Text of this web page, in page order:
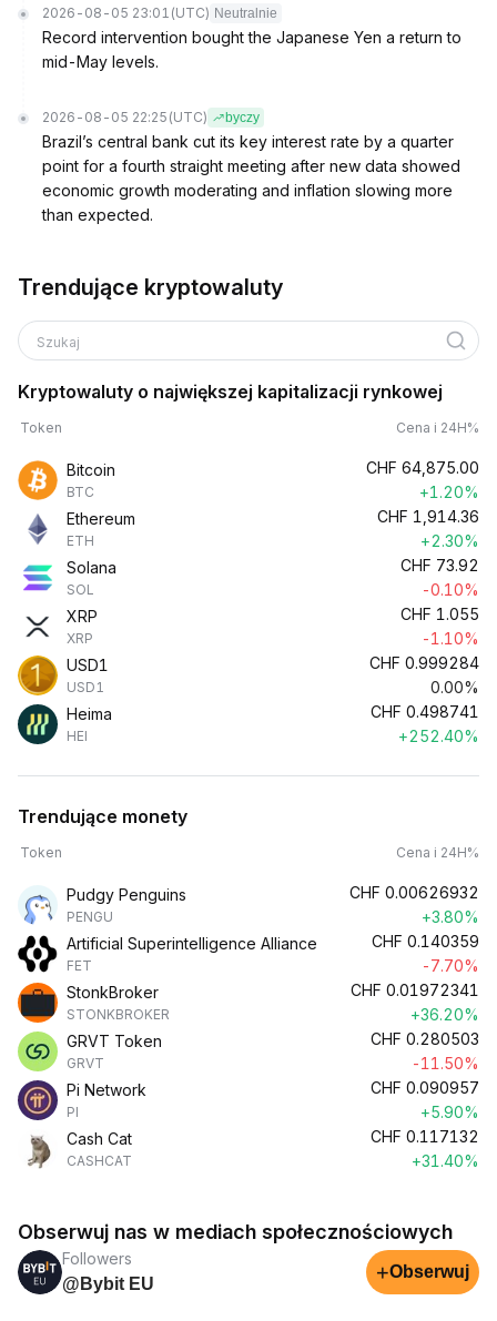
2026-08-05 23:01 (UTC) Neutralnie
Record intervention bought the Japanese Yen a return to
mid-May levels.
2026-08-05 22:25 (UTC) byczy
Brazil’s central bank cut its key interest rate by a quarter
point for a fourth straight meeting after new data showed
economic growth moderating and inflation slowing more
than expected.
Trendujące kryptowaluty
Szukaj
Kryptowaluty o największej kapitalizacji rynkowej
Token Cena i 24H%
Bitcoin
BTC
CHF 64,875.00
+1.20%
Ethereum
ETH
CHF 1,914.36
+2.30%
Solana
SOL
CHF 73.92
-0.10%
XRP
XRP
CHF 1.055
-1.10%
USD1
USD1
CHF 0.999284
0.00%
Heima
HEI
CHF 0.498741
+252.40%
Trendujące monety
Token Cena i 24H%
Pudgy Penguins
PENGU
CHF 0.00626932
+3.80%
Artificial Superintelligence Alliance
FET
CHF 0.140359
-7.70%
StonkBroker
STONKBROKER
CHF 0.01972341
+36.20%
GRVT Token
GRVT
CHF 0.280503
-11.50%
Pi Network
PI
CHF 0.090957
+5.90%
Cash Cat
CASHCAT
CHF 0.117132
+31.40%
Obserwuj nas w mediach społecznościowych
Followers
@Bybit EU
+Obserwuj